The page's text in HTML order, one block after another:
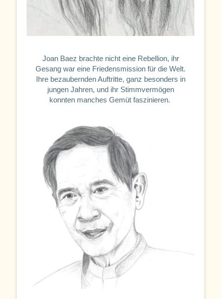
Joan Baez brachte nicht eine Rebellion, ihr
Gesang war eine Friedensmission für die Welt.
Ihre bezaubernden Auftritte, ganz besonders in
jungen Jahren, und ihr Stimmvermögen
konnten manches Gemüt faszinieren.